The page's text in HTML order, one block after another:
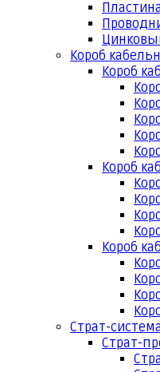
Короб
Короб
Короб
Короб
Страт-
Страт-